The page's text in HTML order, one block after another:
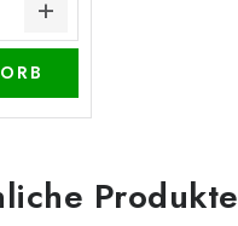
Produkte